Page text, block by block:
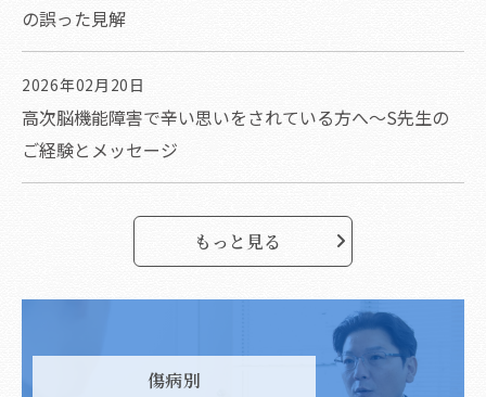
の誤った見解
2026年02月20日
高次脳機能障害で辛い思いをされている方へ～S先生の
ご経験とメッセージ
もっと見る
傷病別